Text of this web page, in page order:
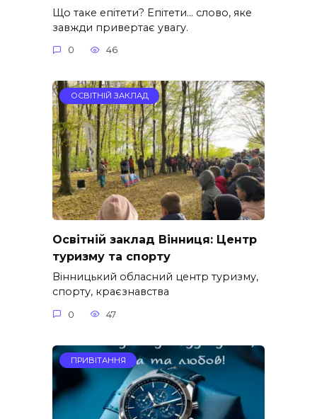
Що таке епітети? Епітети… слово, яке
завжди привертає увагу.
0 46
ОСВІТНІЙ ЗАКЛАД
Освітній заклад Вінниця: Центр
туризму та спорту
Вінницький обласний центр туризму,
спорту, краєзнавства
0 47
ПРИВІТАННЯ